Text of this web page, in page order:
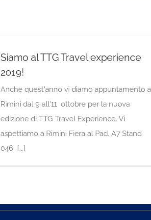
Siamo al TTG Travel experience
2019!
Anche quest'anno vi diamo appuntamento a
Rimini dal 9 all'11 ottobre per la nuova
edizione di TTG Travel Experience. Vi
aspettiamo a Rimini Fiera al Pad. A7 Stand
046 [...]